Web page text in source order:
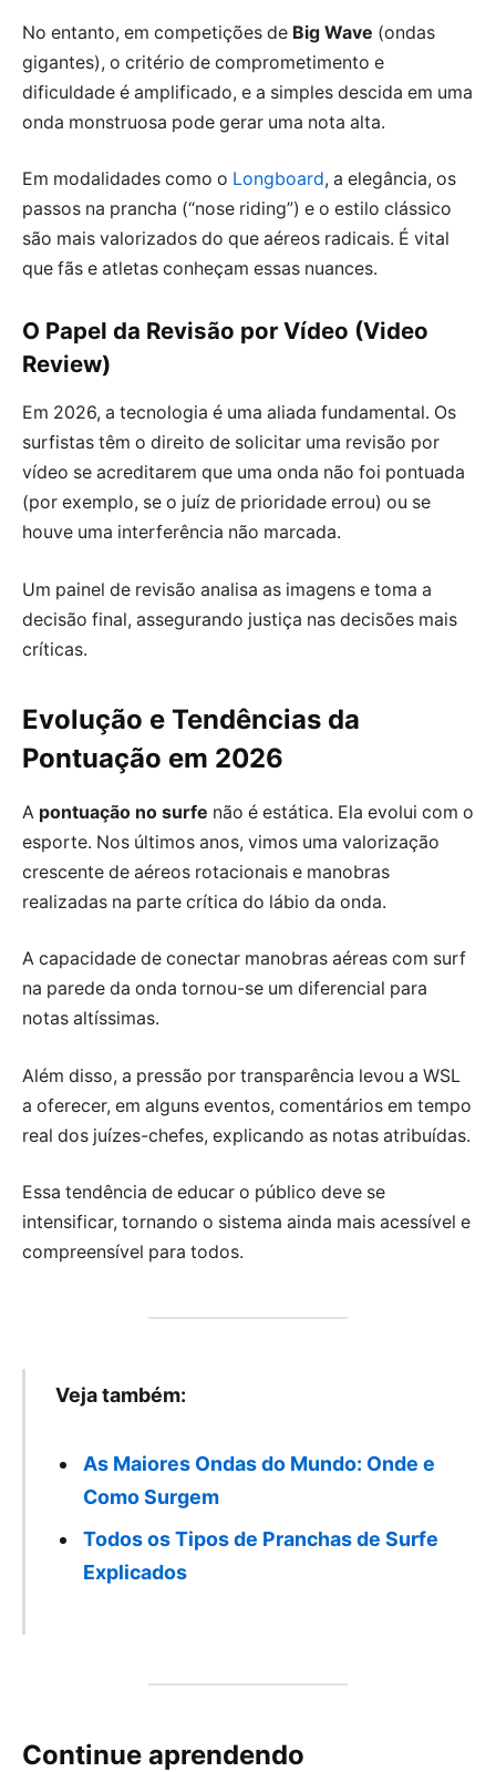
No entanto, em competições de Big Wave (ondas
gigantes), o critério de comprometimento e
dificuldade é amplificado, e a simples descida em uma
onda monstruosa pode gerar uma nota alta.
Em modalidades como o Longboard, a elegância, os
passos na prancha (“nose riding”) e o estilo clássico
são mais valorizados do que aéreos radicais. É vital
que fãs e atletas conheçam essas nuances.
O Papel da Revisão por Vídeo (Video
Review)
Em 2026, a tecnologia é uma aliada fundamental. Os
surfistas têm o direito de solicitar uma revisão por
vídeo se acreditarem que uma onda não foi pontuada
(por exemplo, se o juíz de prioridade errou) ou se
houve uma interferência não marcada.
Um painel de revisão analisa as imagens e toma a
decisão final, assegurando justiça nas decisões mais
críticas.
Evolução e Tendências da
Pontuação em 2026
A pontuação no surfe não é estática. Ela evolui com o
esporte. Nos últimos anos, vimos uma valorização
crescente de aéreos rotacionais e manobras
realizadas na parte crítica do lábio da onda.
A capacidade de conectar manobras aéreas com surf
na parede da onda tornou-se um diferencial para
notas altíssimas.
Além disso, a pressão por transparência levou a WSL
a oferecer, em alguns eventos, comentários em tempo
real dos juízes-chefes, explicando as notas atribuídas.
Essa tendência de educar o público deve se
intensificar, tornando o sistema ainda mais acessível e
compreensível para todos.
Veja também:
As Maiores Ondas do Mundo: Onde e
Como Surgem
Todos os Tipos de Pranchas de Surfe
Explicados
Continue aprendendo